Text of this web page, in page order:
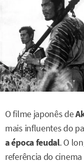
O filme japonês de
mais influentes do
a época feudal. O
referência do